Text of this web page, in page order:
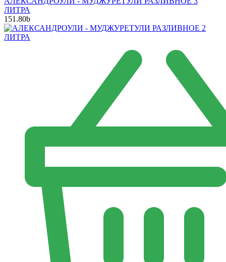
ЛИТРА
151.80b